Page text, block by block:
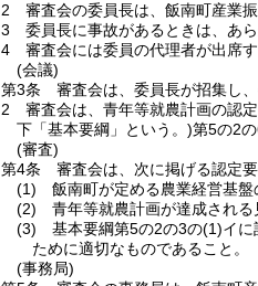
2
審査会の委員長は、飯南町産業
3
委員長に事故があるときは、あ
4
審査会には委員の代理者が出席す
(会議)
第3条
審査会は、委員長が招集し
2
審査会は、青年等就農計画の認
下「基本要綱」という。)第5の2
(審査)
第4条
審査会は、次に掲げる認定
(1)
飯南町が定める農業経営基
(2)
青年等就農計画が達成される
(3)
基本要綱第5の2の3の(1)イに
ために適切なものであること。
(事務局)